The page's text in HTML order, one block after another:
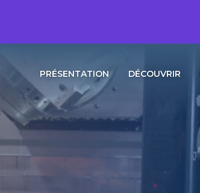
PRÉSENTATION DÉCOUVRIR